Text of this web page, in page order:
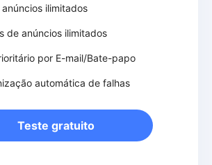
ilimitados
de anúncios ilimitados
por E-mail/Bate-papo
automática de falhas
Teste gratuito